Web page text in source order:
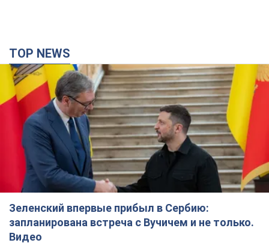
TOP NEWS
Зеленский впервые прибыл в Сербию:
запланирована встреча с Вучичем и не только.
Видео